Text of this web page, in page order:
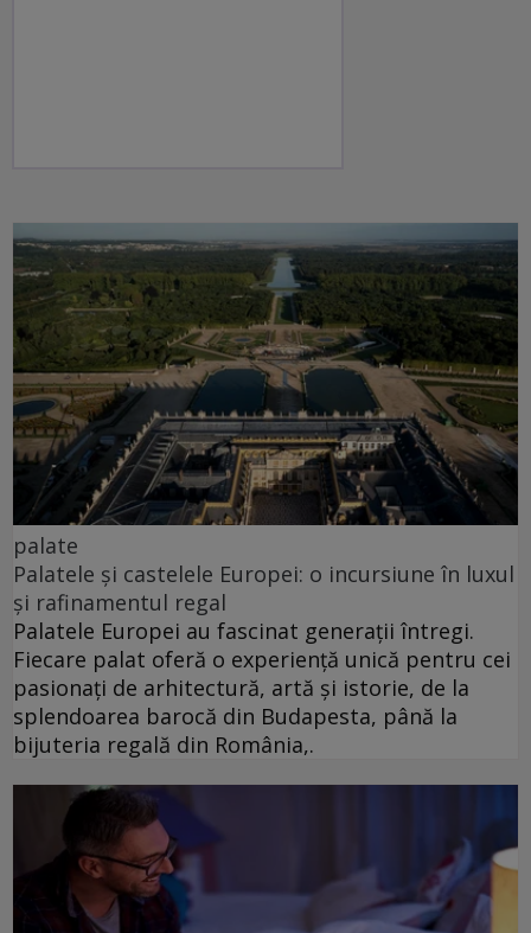
palate
Palatele și castelele Europei: o incursiune în luxul
și rafinamentul regal
Palatele Europei au fascinat generații întregi.
Fiecare palat oferă o experiență unică pentru cei
pasionați de arhitectură, artă și istorie, de la
splendoarea barocă din Budapesta, până la
bijuteria regală din România,.